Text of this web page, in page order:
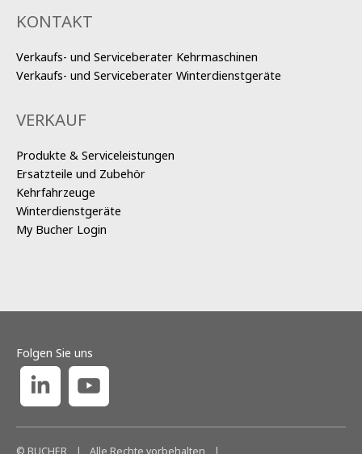
KONTAKT
Verkaufs- und Serviceberater Kehrmaschinen
Verkaufs- und Serviceberater Winterdienstgeräte
VERKAUF
Produkte & Serviceleistungen
Ersatzteile und Zubehör
Kehrfahrzeuge
Winterdienstgeräte
My Bucher Login
© BUCHER | Alle Rechte vorbehalten |
Folgen Sie uns